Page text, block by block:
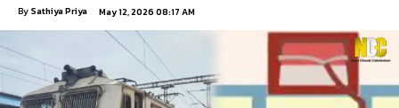
By Sathiya Priya May 12, 2026 08:17 AM